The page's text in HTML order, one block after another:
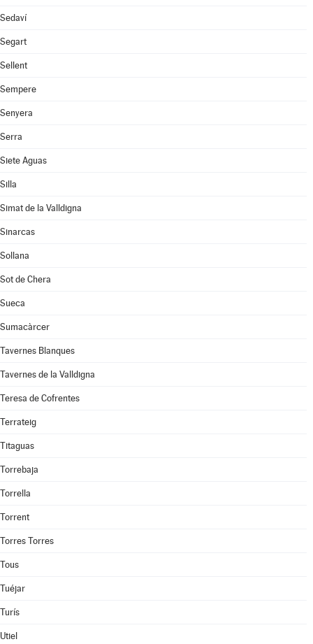
Sedaví
Segart
Sellent
Sempere
Senyera
Serra
Siete Aguas
Silla
Simat de la Valldigna
Sinarcas
Sollana
Sot de Chera
Sueca
Sumacàrcer
Tavernes Blanques
Tavernes de la Valldigna
Teresa de Cofrentes
Terrateig
Titaguas
Torrebaja
Torrella
Torrent
Torres Torres
Tous
Tuéjar
Turís
Utiel